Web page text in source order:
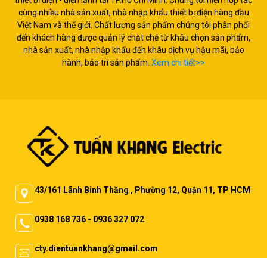
cùng nhiều nhà sản xuất, nhà nhập khẩu thiết bị điện hàng đầu
Việt Nam và thế giới. Chất lượng sản phẩm chúng tôi phân phối
đến khách hàng được quản lý chặt chẽ từ khâu chọn sản phẩm,
nhà sản xuất, nhà nhập khẩu đến khâu dịch vụ hậu mãi, bảo
hành, bảo trì sản phẩm. Xem chi tiết>>
43/161 Lãnh Binh Thăng , Phường 12, Quận 11, TP HCM
0938 168 736 - 0936 327 072
cty.dientuankhang@gmail.com